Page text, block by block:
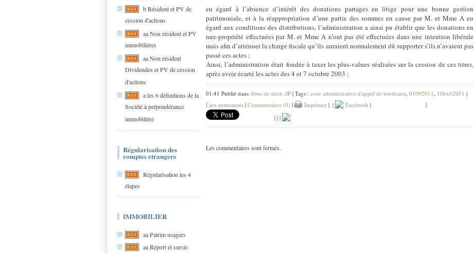
b Résident et PV de
cession d'actions
aa Non résident et PV
immobilières
aa Non résident
Dividendes et PV de cession
d'actions
a les 6 définitions de la
Société à prépondérance
immobilière
Régularisation des
comptes etrangers
Régularisation les 4
étapes
IMMOBILIER
aa Patrim usagers
aa Report et sursis
eu égard à l’absence d’intérêt des donations partages en litige pour une bonne gestion
patrimoniale, et à la réappropriation d’une partie des sommes en cause par M. et Mme A eu
égard aux conditions des distributions, l’administration a ainsi pu établir que les donations en
nue-propriété effectuées par M. et Mme A n’ont pas été effectuées dans une intention libérale
mais afin d’atténuer la charge fiscale qu’ils auraient normalement dû supporter s’ils n’avaient pas
passé ces actes ;
Ainsi, l’administration était fondée à taxer les plus-values réalisées sur la cession de ces titres,
après avoir écarté les actes des 4 et 7 octobre 2003 ;
01:41 Publié dans Abus de droit :JP | Tags : cour administrative d'appel de bordeaux, 01092011, 10bx02051 |
Lien permanent | Commentaires (0) | Imprimer | | Facebook |
|
| | |
Les commentaires sont fermés.